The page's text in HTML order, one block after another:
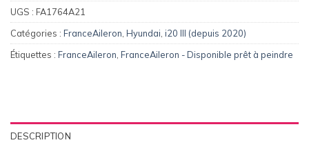
UGS : FA1764A21
Catégories : FranceAileron Hyundai i20 III (depuis 2020)
Étiquettes : FranceAileron FranceAileron - Disponible prêt à peindre
DESCRIPTION